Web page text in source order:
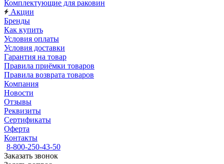
Комплектующие для раковин
Акции
Бренды
Как купить
Условия оплаты
Условия доставки
Гарантия на товар
Правила приёмки товаров
Правила возврата товаров
Компания
Новости
Отзывы
Реквизиты
Сертификаты
Оферта
Контакты
8-800-250-43-50
Заказать звонок